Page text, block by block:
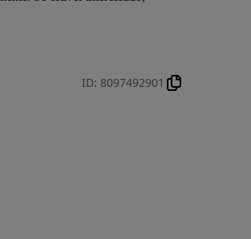
ID: 8097492901